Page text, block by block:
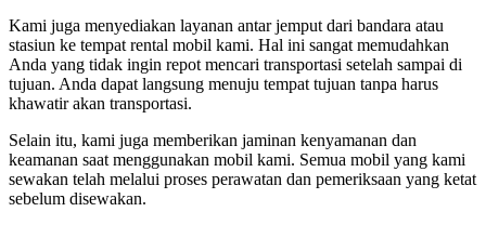
Kami juga menyediakan layanan antar jemput dari bandara atau
stasiun ke tempat rental mobil kami. Hal ini sangat memudahkan
Anda yang tidak ingin repot mencari transportasi setelah sampai di
tujuan. Anda dapat langsung menuju tempat tujuan tanpa harus
khawatir akan transportasi.
Selain itu, kami juga memberikan jaminan kenyamanan dan
keamanan saat menggunakan mobil kami. Semua mobil yang kami
sewakan telah melalui proses perawatan dan pemeriksaan yang ketat
sebelum disewakan.